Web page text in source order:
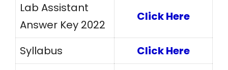
Lab Assistant
Answer Key 2022
Click Here
Syllabus
Click Here